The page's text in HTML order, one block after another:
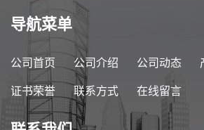
导航菜单
公司首页 公司介绍 公司动态
证书荣誉 联系方式 在线留言